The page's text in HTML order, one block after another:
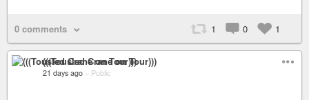
0 comments 1 0 1
(((Tousled Crane on Tour)))
21 days ago – Public